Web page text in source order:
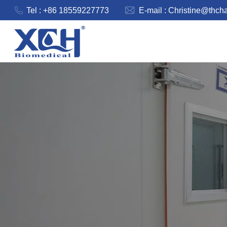
Tel : +86 18559227773 E-mail :